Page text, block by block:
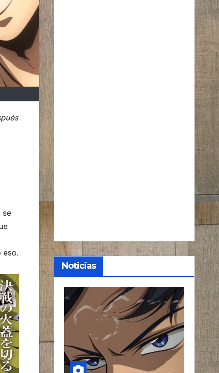
se
eso.
Noticias